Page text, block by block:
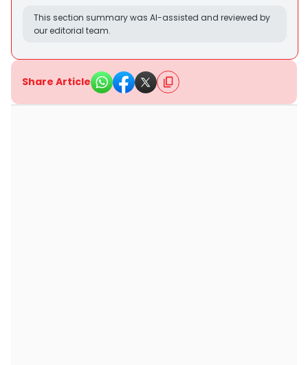
This section summary was AI-assisted and reviewed by
our editorial team.
Share Article